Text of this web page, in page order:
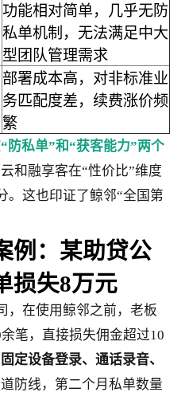
功能相对简单，几乎无防
私单机制，无法满足中大
型团队管理需求
部署成本高，对非标准业
务匹配度差，续费涨价频
繁
防私单”和“获客能力”两个
和融享客在“性价比”维度
。这也印证了鲸邻“全国第
例：某助贷公
损失8万元
，在使用鲸邻之前，老板
笔，直接损失佣金超过10
固定设备登录、通话录音、
防线，第二个月私单数量